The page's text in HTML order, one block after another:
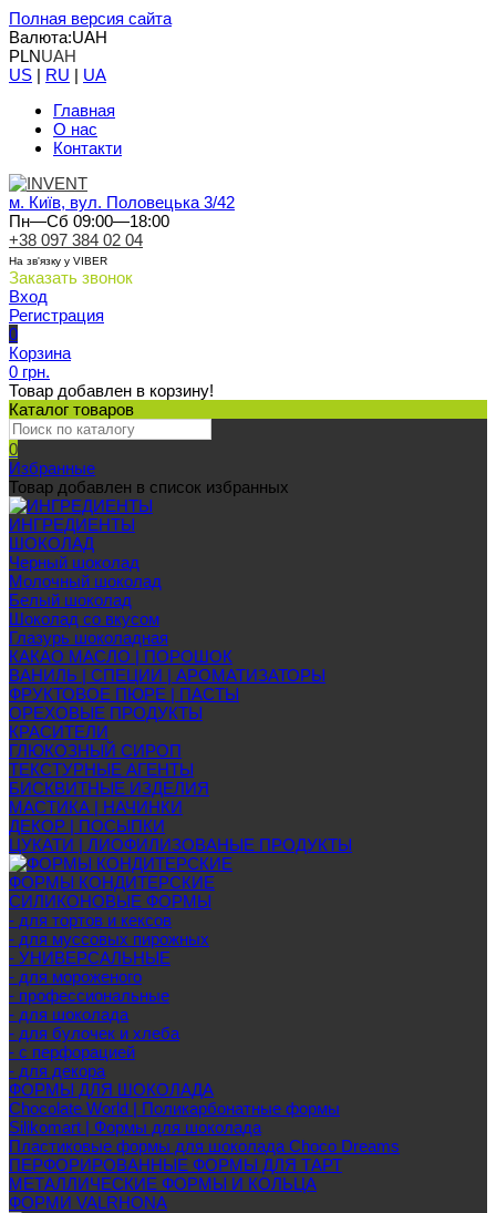
Полная версия сайта
Валюта:UAH
PLNUAH
US | RU | UA
Главная
О нас
Контакти
м. Київ, вул. Половецька 3/42
Пн—Сб 09:00—18:00
+38 097 384 02 04
На зв'язку у VIBER
Заказать звонок
Вход
Регистрация
0
Корзина
0 грн.
Товар добавлен в корзину!
Каталог товаров
0
Избранные
Товар добавлен в список избранных
ИНГРЕДИЕНТЫ
ШОКОЛАД
Черный шоколад
Молочный шоколад
Белый шоколад
Шоколад со вкусом
Глазурь шоколадная
КАКАО МАСЛО | ПОРОШОК
ВАНИЛЬ | СПЕЦИИ | АРОМАТИЗАТОРЫ
ФРУКТОВОЕ ПЮРЕ | ПАСТЫ
ОРЕХОВЫЕ ПРОДУКТЫ
КРАСИТЕЛИ
ГЛЮКОЗНЫЙ СИРОП
ТЕКСТУРНЫЕ АГЕНТЫ
БИСКВИТНЫЕ ИЗДЕЛИЯ
МАСТИКА | НАЧИНКИ
ДЕКОР | ПОСЫПКИ
ЦУКАТИ | ЛИОФИЛИЗОВАНЫЕ ПРОДУКТЫ
ФОРМЫ КОНДИТЕРСКИЕ
СИЛИКОНОВЫЕ ФОРМЫ
- для тортов и кексов
- для муссовых пирожных
- УНИВЕРСАЛЬНЫЕ
- для мороженого
- профессиональные
- для шоколада
- для булочек и хлеба
- с перфорацией
- для декора
ФОРМЫ ДЛЯ ШОКОЛАДА
Chocolate World | Поликарбонатные формы
Silikomart | Формы для шоколада
Пластиковые формы для шоколада Choco Dreams
ПЕРФОРИРОВАННЫЕ ФОРМЫ ДЛЯ ТАРТ
МЕТАЛЛИЧЕСКИЕ ФОРМЫ И КОЛЬЦА
ФОРМИ VALRHONA